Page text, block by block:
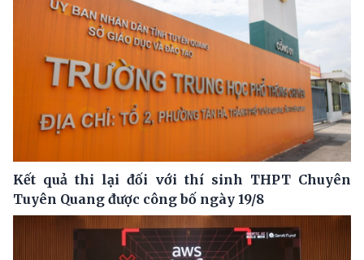
Kết quả thi lại đối với thí sinh THPT Chuyên
Tuyên Quang được công bố ngày 19/8